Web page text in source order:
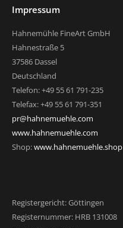
Impressum
Hahnemühle FineArt GmbH
Hahnestraße 5
37586 Dassel
Deutschland
Telefon: +49 55 61 791-235
Telefax: +49 55 61 791-351
pr@hahnemuehle.com
www.hahnemuehle.com
Shop:www.hahnemuehle.shop
Registergericht: Göttingen
Registernummer: HRB 131008